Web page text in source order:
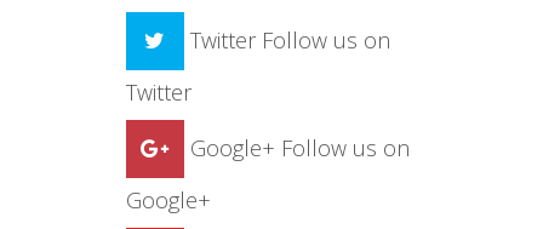
Twitter Follow us on
Twitter
Google+ Follow us on
Google+